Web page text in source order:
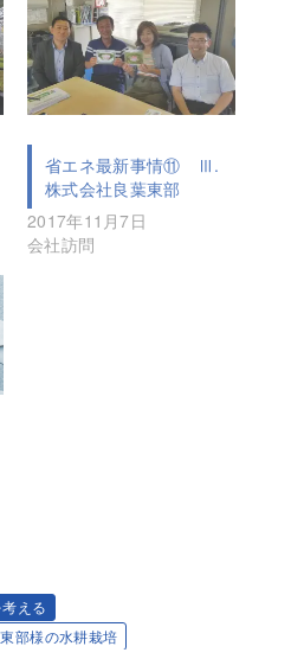
省エネ最新事情⑪ Ⅲ.
株式会社良葉東部
2017年11月7日
会社訪問
える
部様の水耕栽培